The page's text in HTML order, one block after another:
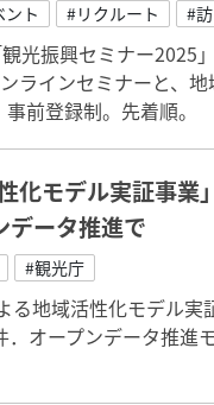
ント #リクルート #
光振興セミナー
ラインセミナーと、
前登録制。先着順。
化モデル実証事
データ推進で
#観光庁
る地域活性化モデル
オープンデータ推進